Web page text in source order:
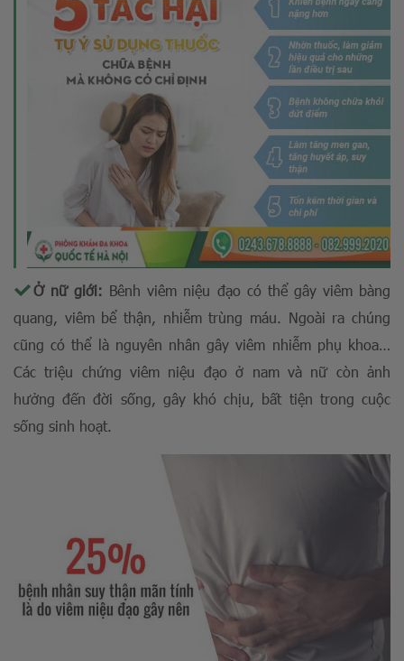
Ở nữ giới: Bênh viêm niệu đạo có thể gây viêm bàng
quang, viêm bể thận, nhiễm trùng máu. Ngoài ra chúng
cũng có thể là nguyên nhân gây viêm nhiễm phụ khoa…
Các triệu chứng viêm niệu đạo ở nam và nữ còn ảnh
hưởng đến đời sống, gây khó chịu, bất tiện trong cuộc
sống sinh hoạt.